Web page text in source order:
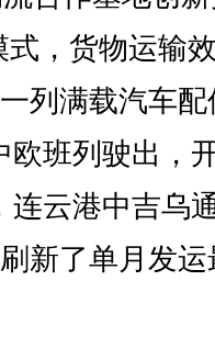
式，货物运输
列满载汽车配
欧班列驶出，
连云港中吉乌
新了单月发